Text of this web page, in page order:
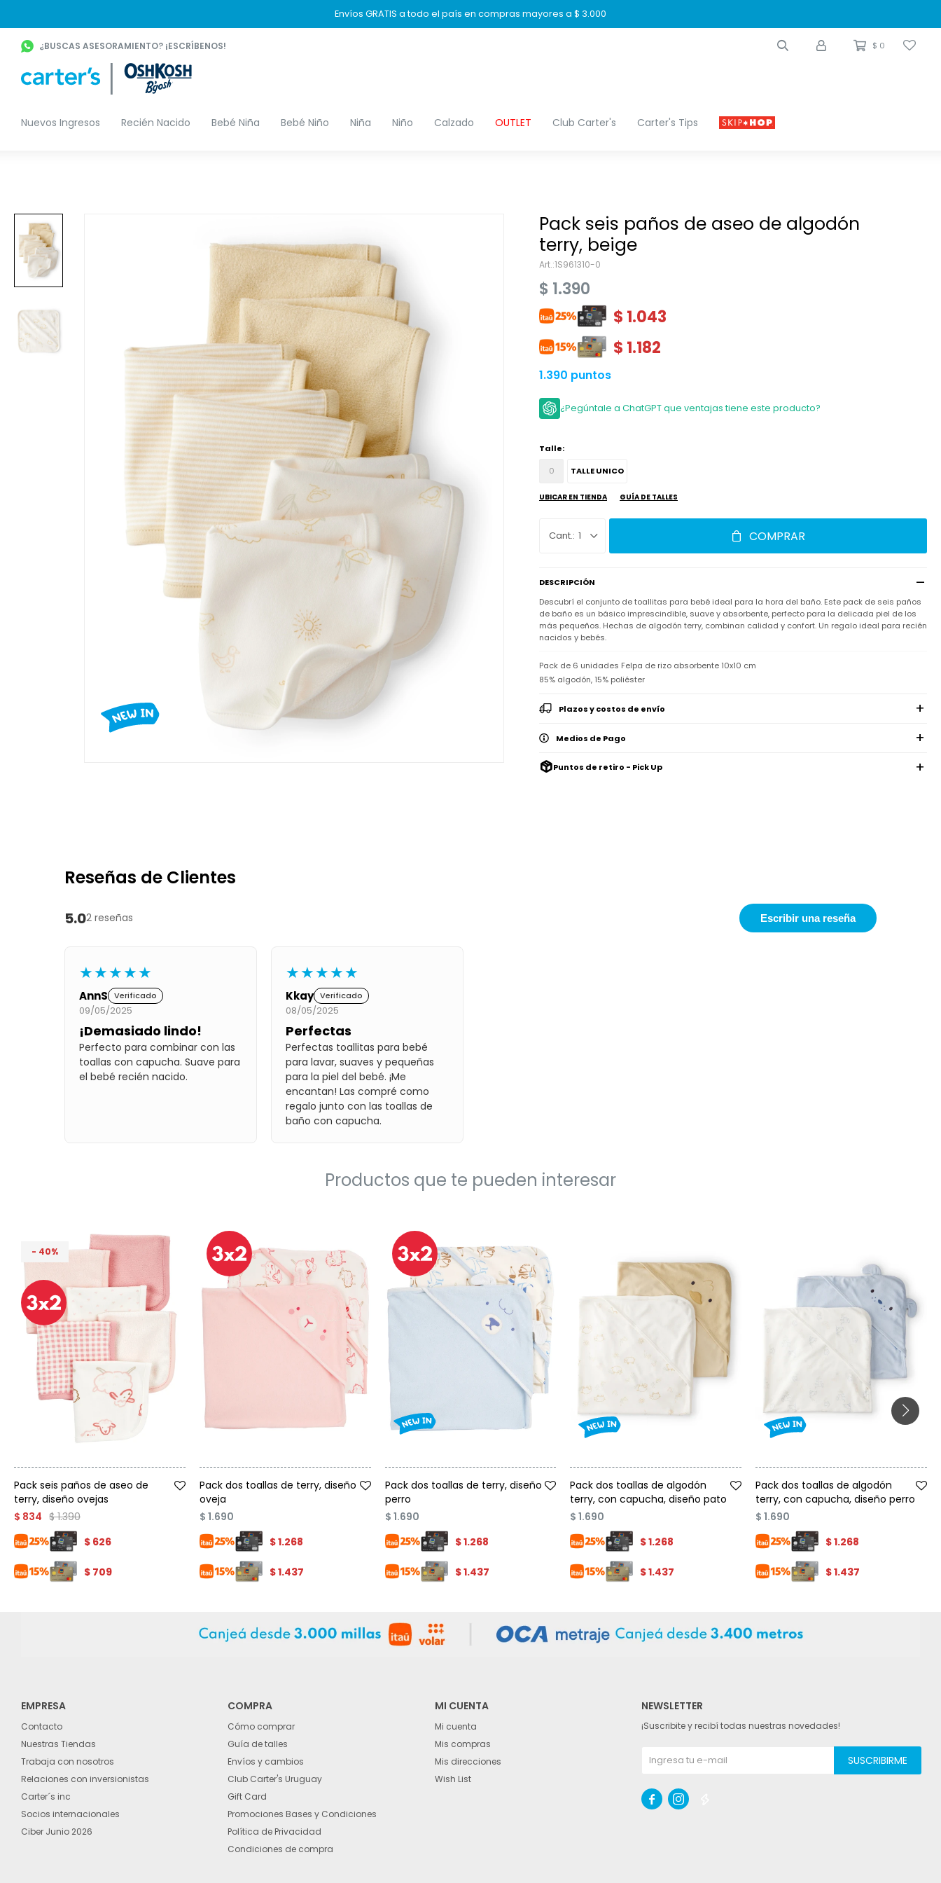
Envíos GRATIS a todo el país en compras mayores a $ 3.000
Nuevos Ingresos Recién Nacido Bebé Niña Bebé Niño Niña Niño Calzado OUTLET Club Carter's Carter's Tips
$ 0
¿BUSCAS ASESORAMIENTO? ¡ESCRÍBENOS!
Pack seis paños de aseo de algodón
terry, beige
1S961310-0
$ 1.390
$ 1.043
$ 1.182
1.390 puntos
¿Pegúntale a ChatGPT que ventajas tiene este producto?
Talle:
0
TALLE UNICO
UBICAR EN TIENDA GUÍA DE TALLES
1 COMPRAR
DESCRIPCIÓN
Descubrí el conjunto de toallitas para bebé ideal para la hora del baño. Este pack de seis paños
de baño es un básico imprescindible, suave y absorbente, perfecto para la delicada piel de los
más pequeños. Hechas de algodón terry, combinan calidad y confort. Un regalo ideal para recién
nacidos y bebés.
Pack de 6 unidades Felpa de rizo absorbente 10x10 cm
85% algodón, 15% poliéster
Plazos y costos de envío
Medios de Pago
Puntos de retiro - Pick Up
Reseñas de Clientes
5.02 reseñas Escribir una reseña
★★★★★
AnnS Verificado
09/05/2025
¡Demasiado lindo!
Perfecto para combinar con las
toallas con capucha. Suave para
el bebé recién nacido.
★★★★★
Kkay Verificado
08/05/2025
Perfectas
Perfectas toallitas para bebé
para lavar, suaves y pequeñas
para la piel del bebé. ¡Me
encantan! Las compré como
regalo junto con las toallas de
baño con capucha.
Productos que te pueden interesar
40
Pack seis paños de aseo de
terry, diseño ovejas
$ 834 $ 1.390
$ 626
$ 709
Pack dos toallas de terry, diseño
oveja
$ 1.690
$1.268
$1.437
Pack dos toallas de terry, diseño
perro
$ 1.690
$1.268
$1.437
Pack dos toallas de algodón
terry, con capucha, diseño pato
$ 1.690
$1.268
$1.437
Pack dos toallas de algodón
terry, con capucha, diseño perro
$ 1.690
$1.268
$1.437
EMPRESA
Contacto
Nuestras Tiendas
Trabaja con nosotros
Relaciones con inversionistas
Carter´s inc
Socios internacionales
Ciber Junio 2026
COMPRA
Cómo comprar
Guía de talles
Envíos y cambios
Club Carter's Uruguay
Gift Card
Promociones Bases y Condiciones
Política de Privacidad
Condiciones de compra
MI CUENTA
Mi cuenta
Mis compras
Mis direcciones
Wish List
NEWSLETTER
¡Suscribite y recibí todas nuestras novedades!
SUSCRIBIRME
 